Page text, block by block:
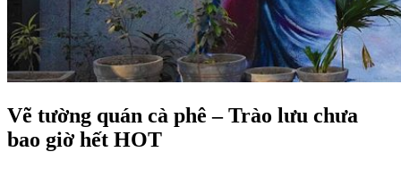
Vẽ tường quán cà phê – Trào lưu chưa
bao giờ hết HOT